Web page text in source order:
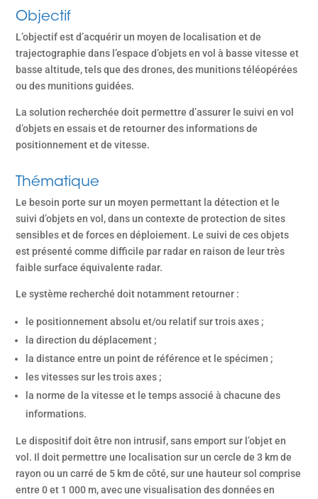
Objectif
L’objectif est d’acquérir un moyen de localisation et de
trajectographie dans l’espace d’objets en vol à basse vitesse et
basse altitude, tels que des drones, des munitions téléopérées
ou des munitions guidées.
La solution recherchée doit permettre d’assurer le suivi en vol
d’objets en essais et de retourner des informations de
positionnement et de vitesse.
Thématique
Le besoin porte sur un moyen permettant la détection et le
suivi d’objets en vol, dans un contexte de protection de sites
sensibles et de forces en déploiement. Le suivi de ces objets
est présenté comme difficile par radar en raison de leur très
faible surface équivalente radar.
Le système recherché doit notamment retourner :
le positionnement absolu et/ou relatif sur trois axes ;
la direction du déplacement ;
la distance entre un point de référence et le spécimen ;
les vitesses sur les trois axes ;
la norme de la vitesse et le temps associé à chacune des
informations.
Le dispositif doit être non intrusif, sans emport sur l’objet en
vol. Il doit permettre une localisation sur un cercle de 3 km de
rayon ou un carré de 5 km de côté, sur une hauteur sol comprise
entre 0 et 1 000 m, avec une visualisation des données en